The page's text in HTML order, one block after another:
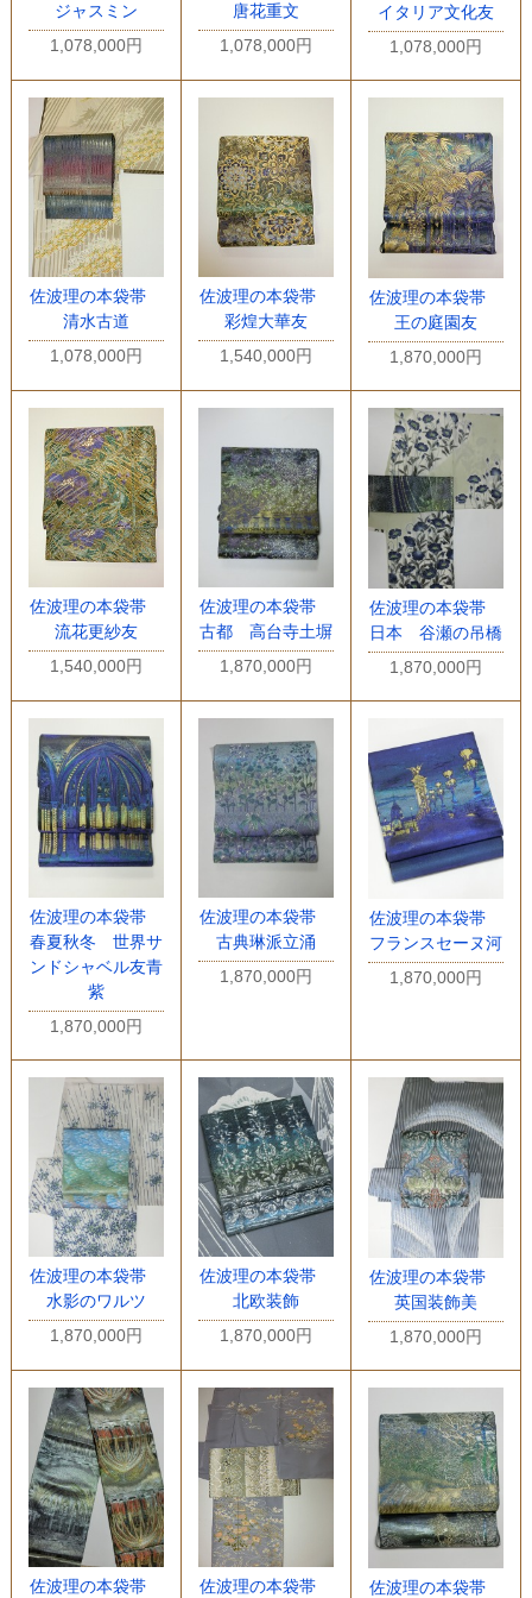
ジャスミン
1,078,000円
唐花重文
1,078,000円
イタリア文化友
1,078,000円
佐波理の本袋帯
清水古道
1,078,000円
佐波理の本袋帯
彩煌大華友
1,540,000円
佐波理の本袋帯
王の庭園友
1,870,000円
佐波理の本袋帯
流花更紗友
1,540,000円
佐波理の本袋帯
古都 高台寺土塀
1,870,000円
佐波理の本袋帯
日本 谷瀬の吊橋
1,870,000円
佐波理の本袋帯
春夏秋冬 世界サ
ンドシャベル友青
紫
1,870,000円
佐波理の本袋帯
古典琳派立涌
1,870,000円
佐波理の本袋帯
フランスセーヌ河
1,870,000円
佐波理の本袋帯
水影のワルツ
1,870,000円
佐波理の本袋帯
北欧装飾
1,870,000円
佐波理の本袋帯
英国装飾美
1,870,000円
佐波理の本袋帯
佐波理の本袋帯
佐波理の本袋帯